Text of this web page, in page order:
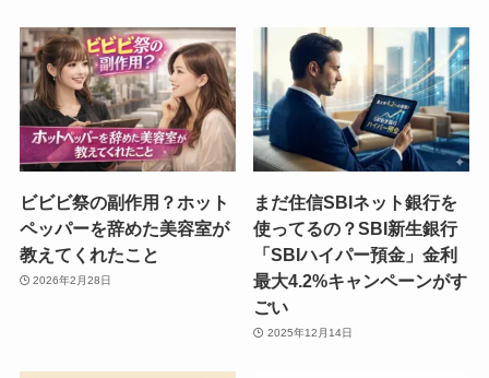
ビビビ祭の副作用？ホット
ペッパーを辞めた美容室が
教えてくれたこと
2026年2月28日
まだ住信SBIネット銀行を
使ってるの？SBI新生銀行
「SBIハイパー預金」金利
最大4.2%キャンペーンがす
ごい
2025年12月14日